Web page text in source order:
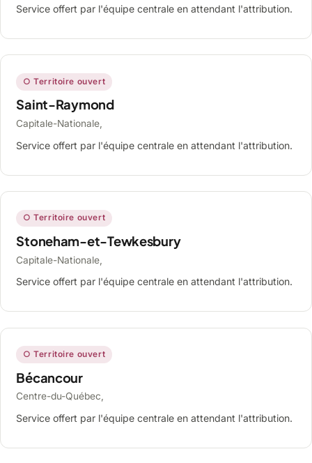
Service offert par l'équipe centrale en attendant l'attribution.
○ Territoire ouvert
Saint-Raymond
Capitale-Nationale,
Service offert par l'équipe centrale en attendant l'attribution.
○ Territoire ouvert
Stoneham-et-Tewkesbury
Capitale-Nationale,
Service offert par l'équipe centrale en attendant l'attribution.
○ Territoire ouvert
Bécancour
Centre-du-Québec,
Service offert par l'équipe centrale en attendant l'attribution.